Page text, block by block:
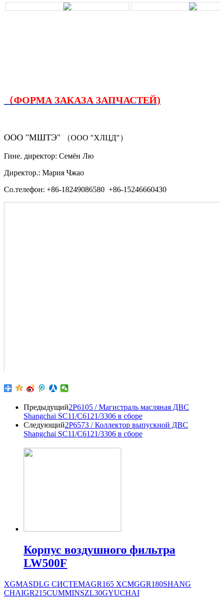
（ФОРМА ЗАКАЗА ЗАПЧАСТЕЙ)
ООО "МШТЭ" （ООО "ХЛЦД"）
Гине. директор: Семён Лю
Директор.: Мария Чжао
Со.телефон: +86-18249086580 +86-15246660430
Предыдущий2P6105 / Магистраль масляная ДВС
Shangchai SC11/C6121/3306 в сборе
Следующий2P6573 / Коллектор выпускной ДВС
Shangchai SC11/C6121/3306 в сборе
Корпус воздушного фильтра
LW500F
XGMASDLG СИСТЕМАGR165 XCMGGR180SHANG
CHAIGR215CUMMINSZL30GYUCHAI